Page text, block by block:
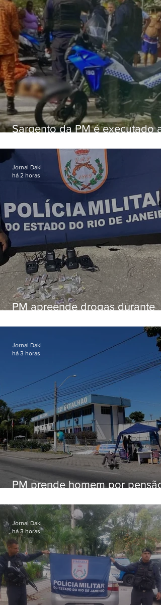
Sargento da PM é executado a
em Vaz Lobo
PM apreende drogas durante
Jornal Daki
há 2 horas
PM prende homem por pensão
Jornal Daki
há 3 horas
Jornal Daki
há 3 horas